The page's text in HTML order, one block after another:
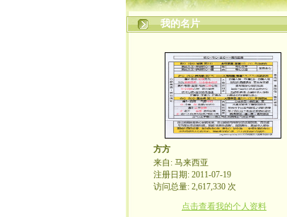
我的名片
方方
来自: 马来西亚
注册日期: 2011-07-19
访问总量: 2,617,330 次
点击查看我的个人资料